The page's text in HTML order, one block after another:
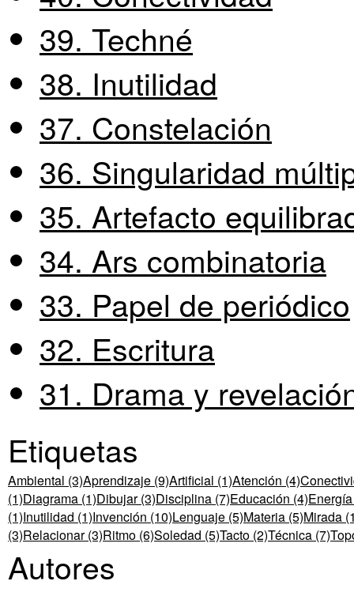
39. Techné
38. Inutilidad
37. Constelación
36. Singularidad
35. Artefacto
34. Ars combinatoria
33. Papel de periódico
32. Escritura
31. Drama y
Etiquetas
Ambiental (3)Aprendizaje (9)Artificial (1)Atención (4)
(1)Diagrama (1)Dibujar (3)Disciplina (7)Educación (4)
(1)Inutilidad (1)Invención (10)Lenguaje (5)Materia (5)Mirada
(3)Relacionar (3)Ritmo (6)Soledad (5)Tacto (2)Técnica (7)
Autores